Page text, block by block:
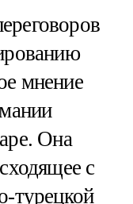
мнение
Она
с
турецкой